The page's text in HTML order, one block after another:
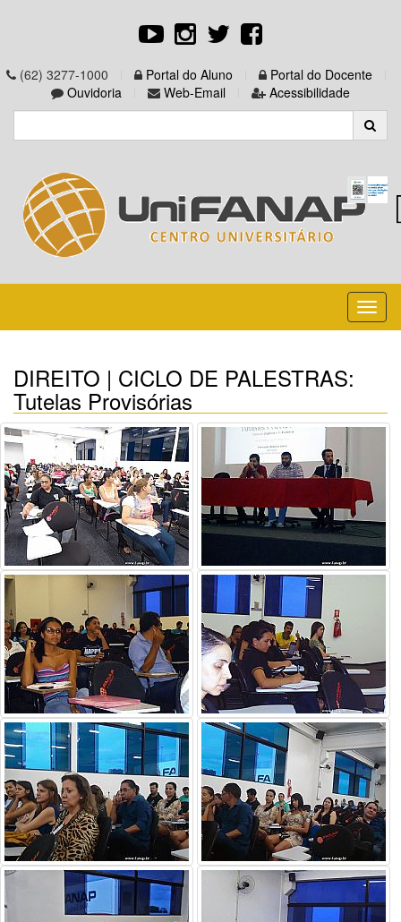
(62) 3277-1000 Portal do Aluno
Portal do Docente
Ouvidoria
Web-Email Acessibilidade
DIREITO | CICLO DE PALESTRAS:
Tutelas Provisórias